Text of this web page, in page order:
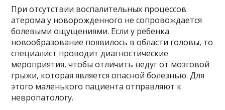
При отсутствии воспалительных процессов
атерома у новорожденного не сопровождается
болевыми ощущениями. Если у ребенка
новообразование появилось в области головы, то
специалист проводит диагностические
мероприятия, чтобы отличить недуг от мозговой
грыжи, которая является опасной болезнью. Для
этого маленького пациента отправляют к
невропатологу.